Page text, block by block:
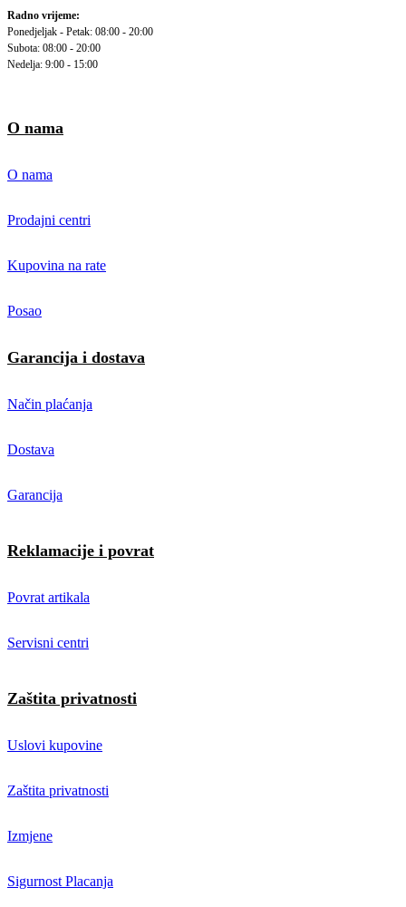
Radno vrijeme:
Ponedjeljak - Petak: 08:00 - 20:00
Subota: 08:00 - 20:00
Nedelja: 9:00 - 15:00
O nama
O nama
Prodajni centri
Kupovina na rate
Posao
Garancija i dostava
Način plaćanja
Dostava
Garancija
Reklamacije i povrat
Povrat artikala
Servisni centri
Zaštita privatnosti
Uslovi kupovine
Zaštita privatnosti
Izmjene
Sigurnost Placanja